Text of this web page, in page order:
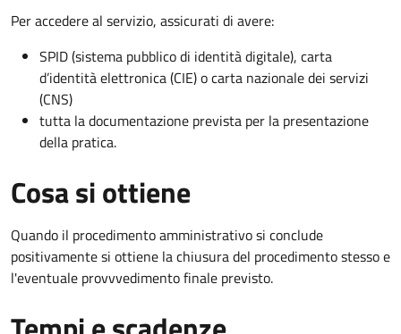
Per accedere al servizio, assicurati di avere:
SPID (sistema pubblico di identità digitale), carta
d’identità elettronica (CIE) o carta nazionale dei servizi
(CNS)
tutta la documentazione prevista per la presentazione
della pratica.
Cosa si ottiene
Quando il procedimento amministrativo si conclude
positivamente si ottiene la chiusura del procedimento stesso e
l'eventuale provvvedimento finale previsto.